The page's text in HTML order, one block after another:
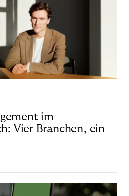
im
Vier Branchen, ein